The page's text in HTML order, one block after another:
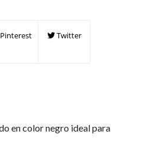
Twitter
en color negro ideal para